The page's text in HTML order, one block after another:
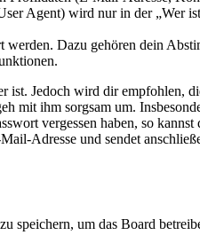
Agent) wird nur in der „Wer
Dazu gehören dein
Jedoch wird dir empfohlen,
mit ihm sorgsam um.
vergessen haben, so
Adresse und sendet
speichern, um das Board